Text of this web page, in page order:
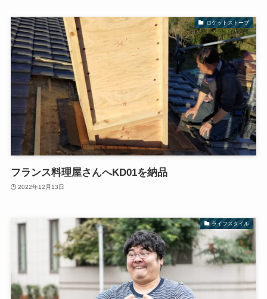
ロケットストーブ
フランス料理屋さんへKD01を納品
2022年12月13日
ライフスタイル